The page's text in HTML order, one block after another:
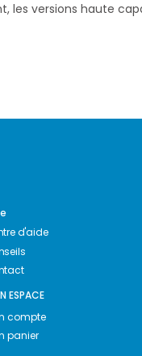
les versions haute
d'aide
ESPACE
compte
panier